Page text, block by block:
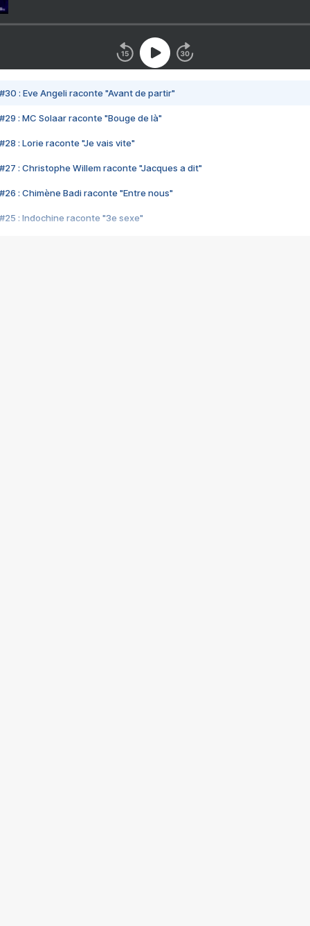
#30 : Eve Angeli raconte "Avant de partir"
#29 : MC Solaar raconte "Bouge de là"
#28 : Lorie raconte "Je vais vite"
#27 : Christophe Willem raconte "Jacques a dit"
#26 : Chimène Badi raconte "Entre nous"
#25 : Indochine raconte "3e sexe"